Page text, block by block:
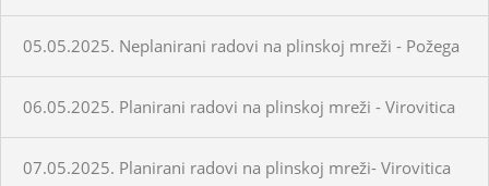
05.05.2025. Neplanirani radovi na plinskoj mreži - Požega
06.05.2025. Planirani radovi na plinskoj mreži - Virovitica
07.05.2025. Planirani radovi na plinskoj mreži- Virovitica